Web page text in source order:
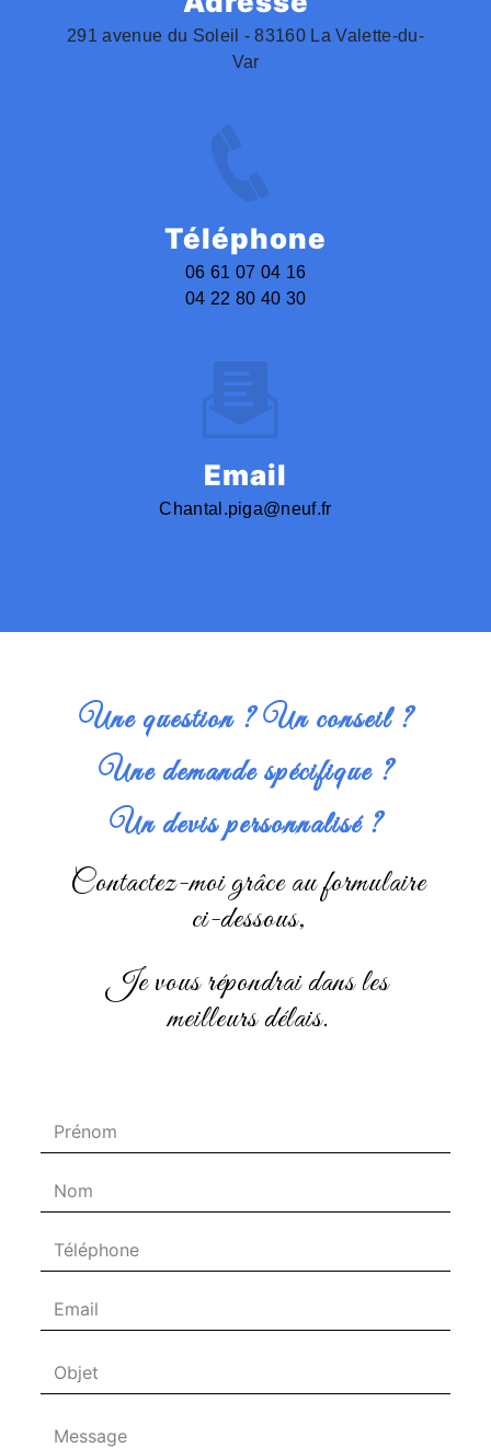
291 avenue du Soleil - 83160 La Valette-du-
Var
Téléphone
06 61 07 04 16
04 22 80 40 30
Email
chantal.piga@neuf.fr
Une question ? Un conseil ?
Une demande spécifique ?
Un devis personnalisé ?
Contactez-moi grâce au formulaire
ci-dessous,
je vous répondrai dans les
meilleurs délais.